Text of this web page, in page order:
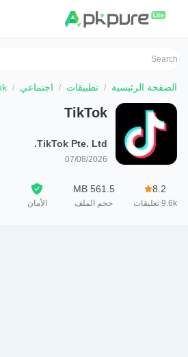
الصفحة الرئيسية تطبيقات اجتماعي
TikTok
TikTok Pte. Ltd.
07/08/2026
8.2
9.6k تعليقات
561.5 MB
حجم الملف الأمان